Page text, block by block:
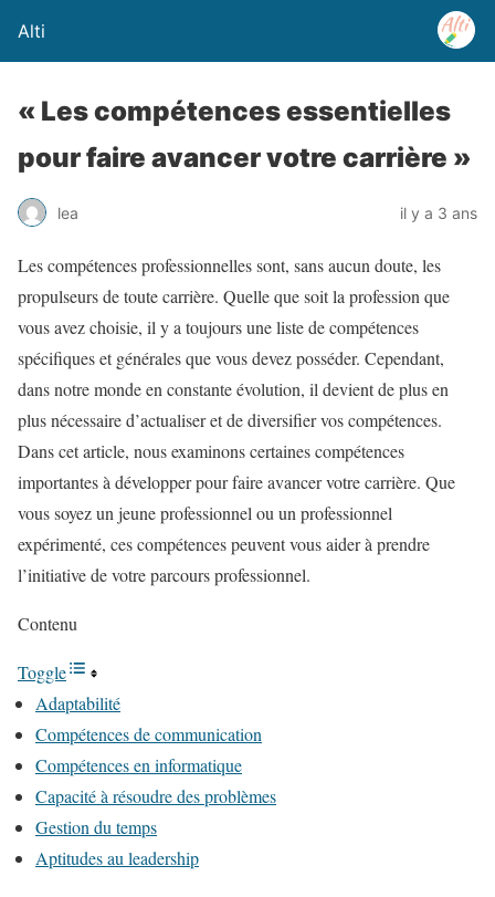
Alti
« Les compétences essentielles
pour faire avancer votre carrière »
lea il y a 3 ans
Les compétences professionnelles sont, sans aucun doute, les
propulseurs de toute carrière. Quelle que soit la profession que
vous avez choisie, il y a toujours une liste de compétences
spécifiques et générales que vous devez posséder. Cependant,
dans notre monde en constante évolution, il devient de plus en
plus nécessaire d’actualiser et de diversifier vos compétences.
Dans cet article, nous examinons certaines compétences
importantes à développer pour faire avancer votre carrière. Que
vous soyez un jeune professionnel ou un professionnel
expérimenté, ces compétences peuvent vous aider à prendre
l’initiative de votre parcours professionnel.
Contenu
Toggle
Adaptabilité
Compétences de communication
Compétences en informatique
Capacité à résoudre des problèmes
Gestion du temps
Aptitudes au leadership